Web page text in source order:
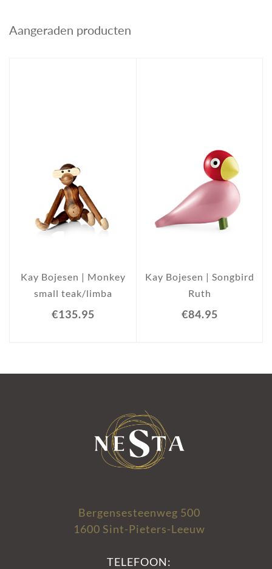
Aangeraden producten
Kay Bojesen | Monkey
small teak/limba
€135.95
Kay Bojesen | Songbird
Ruth
€84.95
Bergensesteenweg 500
1600 Sint-Pieters-Leeuw
TELEFOON: